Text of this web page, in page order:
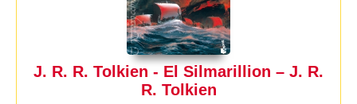
J. R. R. Tolkien - El Silmarillion – J. R.
R. Tolkien